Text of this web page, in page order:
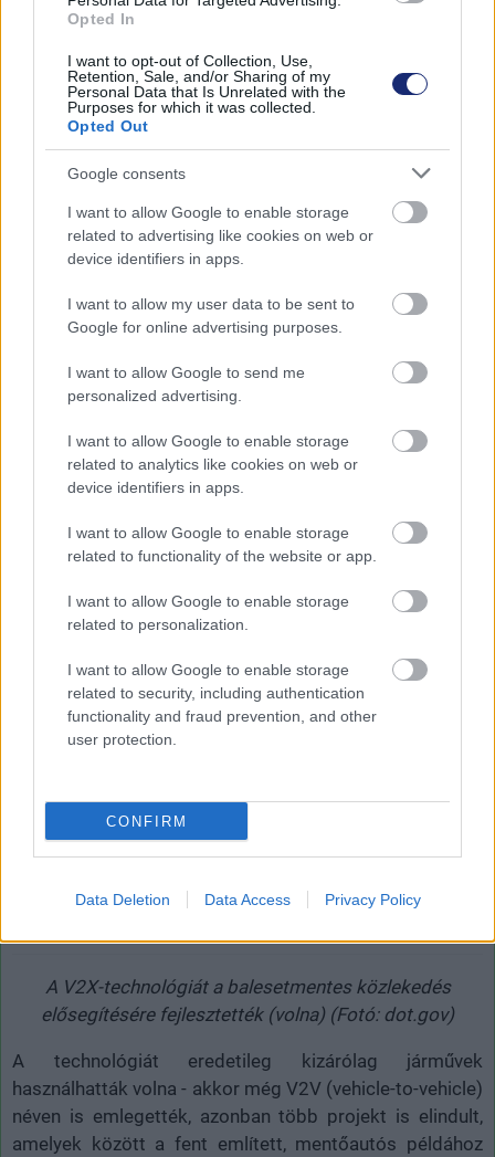
Opted In
I want to opt-out of Collection, Use,
Retention, Sale, and/or Sharing of my
Personal Data that Is Unrelated with the
Purposes for which it was collected.
Opted Out
Google consents
I want to allow Google to enable storage
related to advertising like cookies on web or
device identifiers in apps.
I want to allow my user data to be sent to
Google for online advertising purposes.
I want to allow Google to send me
personalized advertising.
I want to allow Google to enable storage
related to analytics like cookies on web or
device identifiers in apps.
I want to allow Google to enable storage
related to functionality of the website or app.
I want to allow Google to enable storage
related to personalization.
I want to allow Google to enable storage
related to security, including authentication
functionality and fraud prevention, and other
user protection.
CONFIRM
Data Deletion Data Access Privacy Policy
Korábban több hír kapcsán is emlegettük a V2X, azaz a
amelynek a lényege, hogy az intelligens technológiát
használó járművek vezeték nélküli kapcsolaton keresztül
képesek kommunikálni egymással, de például az
úttestbe vagy a közlekedési lámpákba épített
szenzorokkal is. Legutóbb arról szóltak a hírek, hogy a
Ford hasonló módszerrel tenné lehetővé, hogy a
forgalmas belvárosi részeken haladó
mentőautók
fennakadás nélkül érjenek oda a balesetek helyszínére
Most azonban úgy tűnik, más megoldást kell majd
keresni a jövőbeni hasonló fejlesztésekhez. Az
számolt be róla, hogy egy bírósági döntés
nyomán az amerikai távközlési hatóságnak, az FCC-nek
fenntartott 5,9 GHz-es frekvenciatartományt más
felhasználók számára tegye elérhetővé. Ezzel
gyakorlatilag megszűnik a V2X lehetősége, igaz, ez nem
akkora probléma, mivel az autógyártók 1999 óta - ekkor
döntött úgy az FCC, hogy a V2X számára jelölik ki ezt a
A V2X-technológiát a balesetmentes közlekedés elősegítésére
A V2X-technológiát a balesetmentes közlekedés
elősegítésére fejlesztették (volna) (Fotó: dot.gov)
A technológiát eredetileg kizárólag járművek
használhatták volna - akkor még V2V (vehicle-to-vehicle)
néven is emlegették, azonban több projekt is elindult,
amelyek között a fent említett, mentőautós példához